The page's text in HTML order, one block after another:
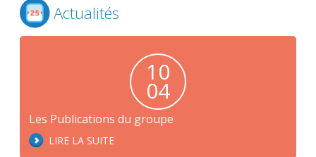
Actualités
10
04
Les Publications du groupe
LIRE LA SUITE